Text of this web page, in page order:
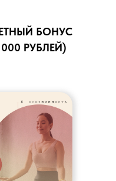
БОНУС
РУБЛЕЙ)